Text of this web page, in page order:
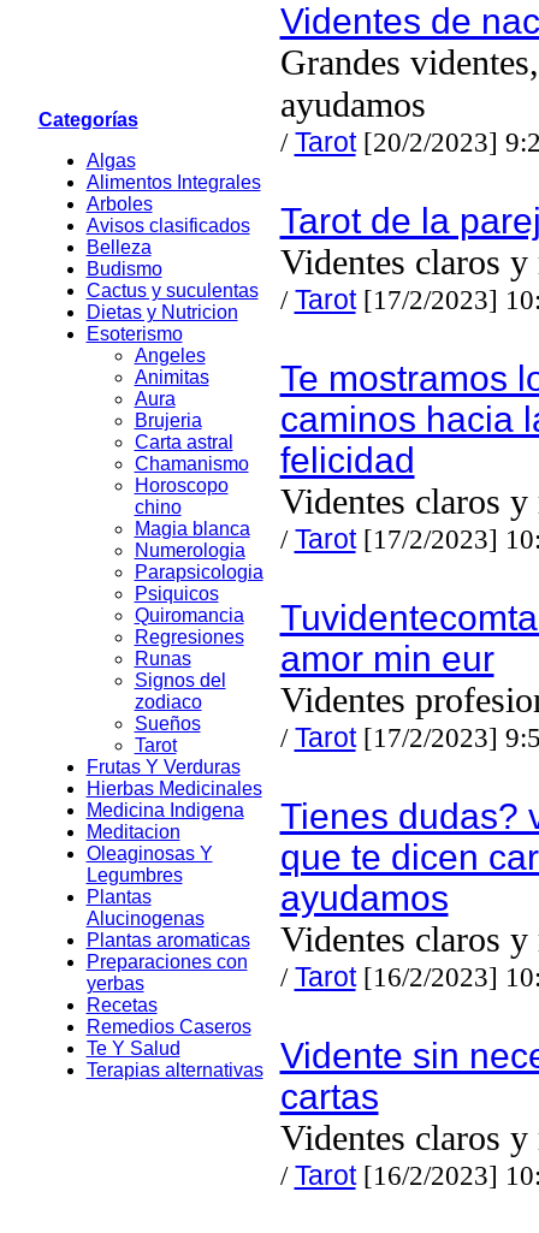
Categorías
Algas
Alimentos Integrales
Arboles
Avisos clasificados
Belleza
Budismo
Cactus y suculentas
Dietas y Nutricion
Esoterismo
Angeles
Animitas
Aura
Brujeria
Carta astral
Chamanismo
Horoscopo
chino
Magia blanca
Numerologia
Parapsicologia
Psiquicos
Quiromancia
Regresiones
Runas
Signos del
zodiaco
Sueños
Tarot
Frutas Y Verduras
Hierbas Medicinales
Medicina Indigena
Meditacion
Oleaginosas Y
Legumbres
Plantas
Alucinogenas
Plantas aromaticas
Preparaciones con
yerbas
Recetas
Remedios Caseros
Te Y Salud
Terapias alternativas
Videntes de
Grandes
ayudamos
/Tarot[20/2/2023]
Tarot de la
Videntes claros y
/Tarot[17/2/2023]
Te mostramos
caminos hacia
felicidad
Videntes claros y
/Tarot[17/2/2023]
amor min eur
Videntes
/Tarot[17/2/2023]
Tienes dudas?
que te dicen
ayudamos
Videntes claros y
/Tarot[16/2/2023]
Vidente sin
cartas
Videntes claros y
/Tarot[16/2/2023]